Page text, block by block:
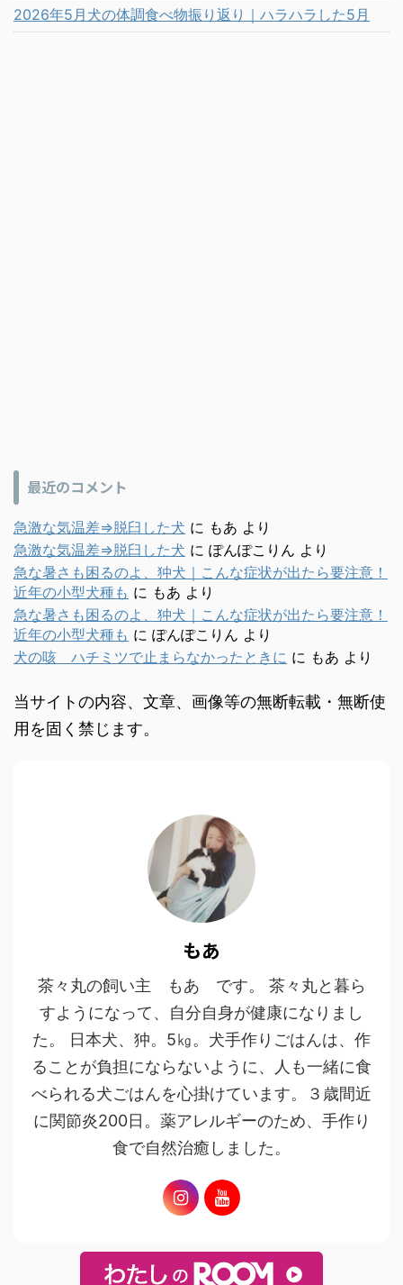
2026年5月犬の体調食べ物振り返り｜ハラハラした5月
最近のコメント
急激な気温差⇒脱臼した犬 に もあ より
急激な気温差⇒脱臼した犬 に ぽんぽこりん より
急な暑さも困るのよ、狆犬｜こんな症状が出たら要注意！
近年の小型犬種も に もあ より
急な暑さも困るのよ、狆犬｜こんな症状が出たら要注意！
近年の小型犬種も に ぽんぽこりん より
犬の咳 ハチミツで止まらなかったときに に もあ より
当サイトの内容、文章、画像等の無断転載・無断使
用を固く禁じます。
もあ
茶々丸の飼い主 もあ です。 茶々丸と暮ら
すようになって、自分自身が健康になりまし
た。 日本犬、狆。5㎏。犬手作りごはんは、作
ることが負担にならないように、人も一緒に食
べられる犬ごはんを心掛けています。３歳間近
に関節炎200日。薬アレルギーのため、手作り
食で自然治癒しました。